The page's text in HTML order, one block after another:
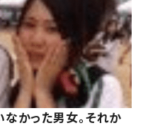
なかった男女。それか